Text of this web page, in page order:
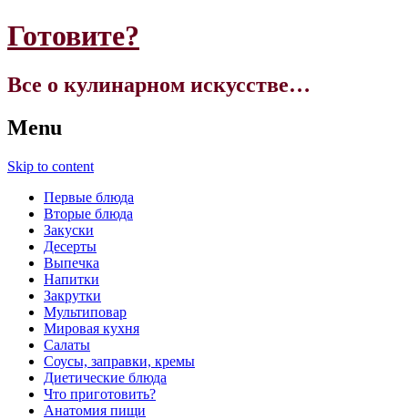
Готовите?
Все о кулинарном искусстве…
Menu
Skip to content
Первые блюда
Вторые блюда
Закуски
Десерты
Выпечка
Напитки
Закрутки
Мультиповар
Мировая кухня
Салаты
Соусы, заправки, кремы
Диетические блюда
Что приготовить?
Анатомия пищи